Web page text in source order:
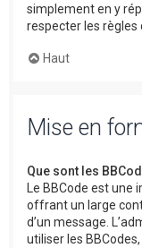
simplement en y
respecter les règles
Haut
Mise en
Que sont les
Le BBCode est une
offrant un large
d’un message.
utiliser les